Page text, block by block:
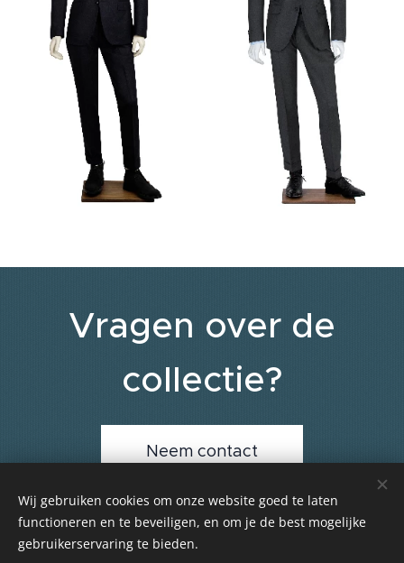
Vragen over de
collectie?
Neem contact
© 2024 Rio Kleding Atelier
Wij gebruiken cookies om onze website goed te laten
functioneren en te beveiligen, en om je de best mogelijke
gebruikerservaring te bieden.